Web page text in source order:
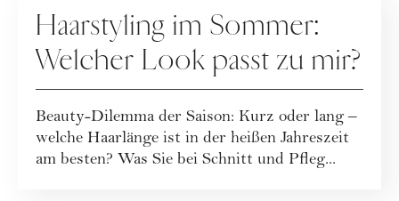
Haarstyling im Sommer:
Welcher Look passt zu mir?
Beauty-Dilemma der Saison: Kurz oder lang –
welche Haarlänge ist in der heißen Jahreszeit
am besten? Was Sie bei Schnitt und Pfleg...